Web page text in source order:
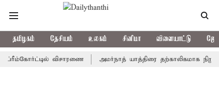
தமிழகம் தேசியம் உலகம் சினிமா விளையாட்டு
விசாரணை அமர்நாத் யாத்திரை தற்காலிகமாக நிறுத்தம்